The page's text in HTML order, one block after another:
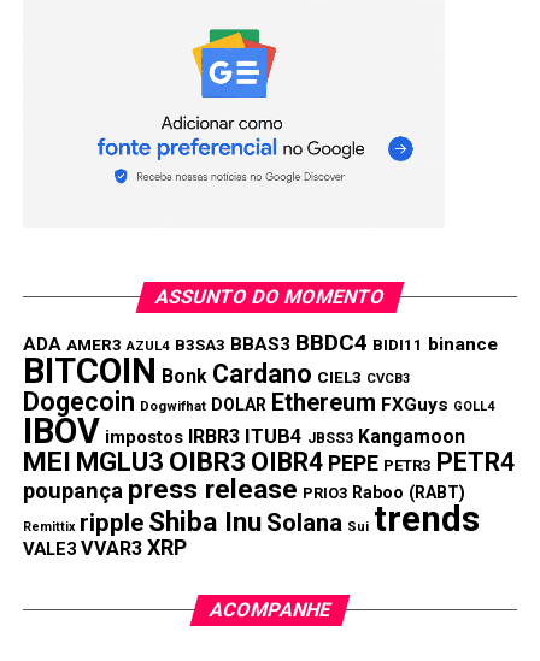
TÓPICOS RELACIONADOS: IMPOSTOS
Bradesco lança cartão Mastercard Black sem
anuidade
ASSUNTO DO MOMENTO
ADA AMER3 AZUL4 B3SA3 BBAS3 BBDC4 BIDI11 binance
BITCOIN Bonk Cardano CIEL3 CVCB3
Dogecoin Dogwifhat DOLAR Ethereum FXGuys GOLL4
IBOV impostos IRBR3 ITUB4 JBSS3 Kangamoon
MEI MGLU3 OIBR3 OIBR4 PEPE PETR3 PETR4
poupança press release PRIO3 Raboo (RABT)
Remittix ripple Shiba Inu Solana Sui trends
VALE3 VVAR3 XRP
ACOMPANHE